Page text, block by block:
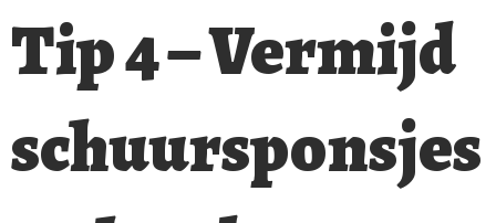
Tip 4 – Vermijd
schuursponsjes